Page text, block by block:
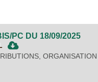
PC DU 18/09/2025